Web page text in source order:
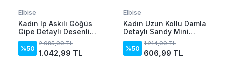
Elbise
Kadın Ip Askılı Göğüs
Gipe Detaylı Desenli
Uzun Süprem Elbise
%50
2.085,99 TL
1.042,99 TL
Elbise
Kadın Uzun Kollu Damla
Detaylı Sandy Mini
Elbise
%50
1.214,99 TL
606,99 TL